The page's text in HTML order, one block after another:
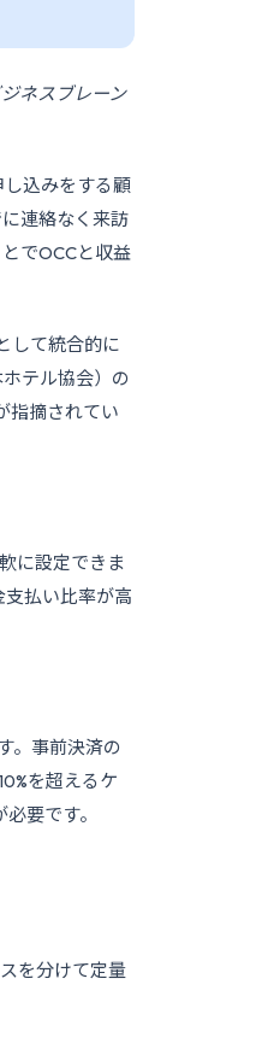
ネスブレーン
込みをする顧
連絡なく来訪
でOCCと収益
して統合的に
テル協会）の
指摘されてい
に設定できま
払い比率が高
。事前決済の
を超えるケ
要です。
を分けて定量